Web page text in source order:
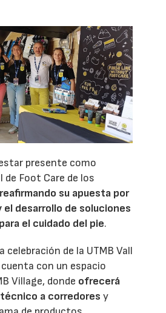
presente como
de Foot Care de los
reafirmando su apuesta por
el desarrollo de soluciones
el cuidado del pie.
celebración de la UTMB Vall
con un espacio
Village, donde ofrecerá
a corredores y